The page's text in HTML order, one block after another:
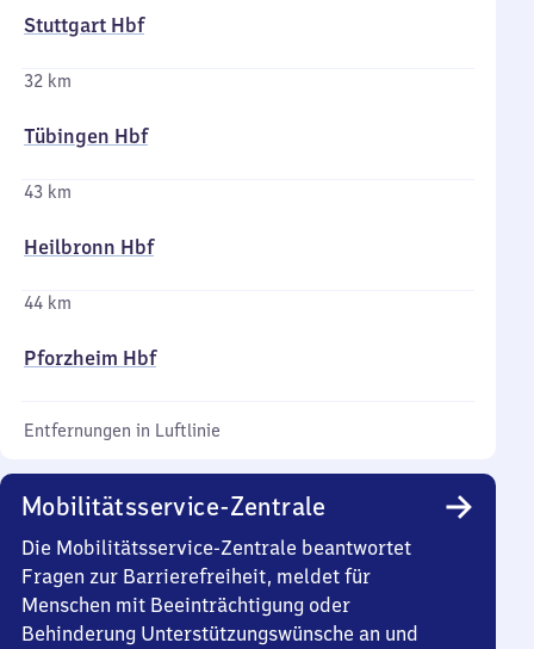
Stuttgart Hbf
32 km
Tübingen Hbf
43 km
Heilbronn Hbf
44 km
Pforzheim Hbf
Entfernungen in Luftlinie
Mobilitätsservice-Zentrale
Die Mobilitätsservice-Zentrale beantwortet
Fragen zur Barrierefreiheit, meldet für
Menschen mit Beeinträchtigung oder
Behinderung Unterstützungswünsche an und